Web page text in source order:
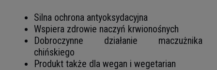
Silna ochrona antyoksydacyjna
Wspiera zdrowie naczyń krwionośnych
Dobroczynne działanie maczużnika
chińskiego
Produkt także dla wegan i wegetarian